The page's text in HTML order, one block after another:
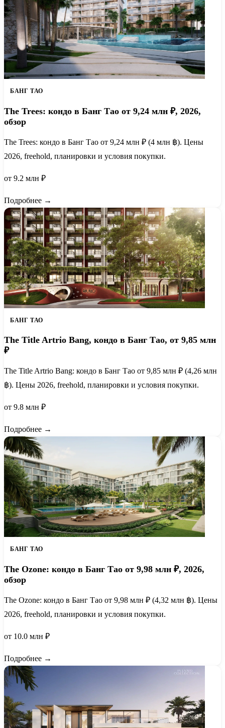
БАНГ ТАО
The Trees: кондо в Банг Тао от 9,24 млн ₽, 2026,
обзор
The Trees: кондо в Банг Тао от 9,24 млн ₽ (4 млн ฿). Цены
2026, freehold, планировки и условия покупки.
от 9.2 млн ₽
Подробнее →
БАНГ ТАО
The Title Artrio Bang, кондо в Банг Тао, от 9,85 млн
₽
The Title Artrio Bang: кондо в Банг Тао от 9,85 млн ₽ (4,26 млн
฿). Цены 2026, freehold, планировки и условия покупки.
от 9.8 млн ₽
Подробнее →
БАНГ ТАО
The Ozone: кондо в Банг Тао от 9,98 млн ₽, 2026,
обзор
The Ozone: кондо в Банг Тао от 9,98 млн ₽ (4,32 млн ฿). Цены
2026, freehold, планировки и условия покупки.
от 10.0 млн ₽
Подробнее →